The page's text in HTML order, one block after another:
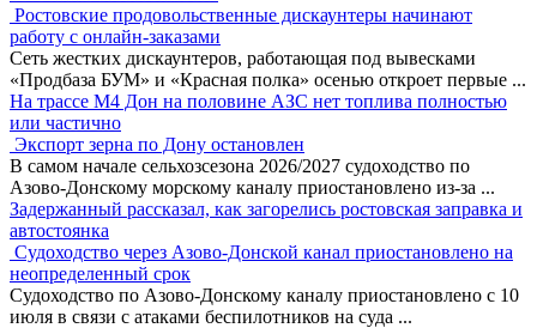
Ростовские продовольственные дискаунтеры начинают
работу с онлайн-заказами
Сеть жестких дискаунтеров, работающая под вывесками
«Продбаза БУМ» и «Красная полка» осенью откроет первые ...
На трассе М4 Дон на половине АЗС нет топлива полностью
или частично
Экспорт зерна по Дону остановлен
В самом начале сельхозсезона 2026/2027 судоходство по
Азово-Донскому морскому каналу приостановлено из-за ...
Задержанный рассказал, как загорелись ростовская заправка и
автостоянка
Судоходство через Азово-Донской канал приостановлено на
неопределенный срок
Судоходство по Азово-Донскому каналу приостановлено с 10
июля в связи с атаками беспилотников на суда ...